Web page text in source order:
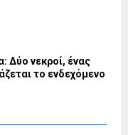
Δύο νεκροί, ένας
το ενδεχόμενο